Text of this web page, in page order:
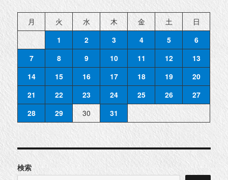
月 火 水 木 金 土
日
1
2 3 4 5
6
7
8 9 10 11 12
13
14
15 16 17 18 19
20
21
22 23 24 25 26
27
28
29 30 31
検索